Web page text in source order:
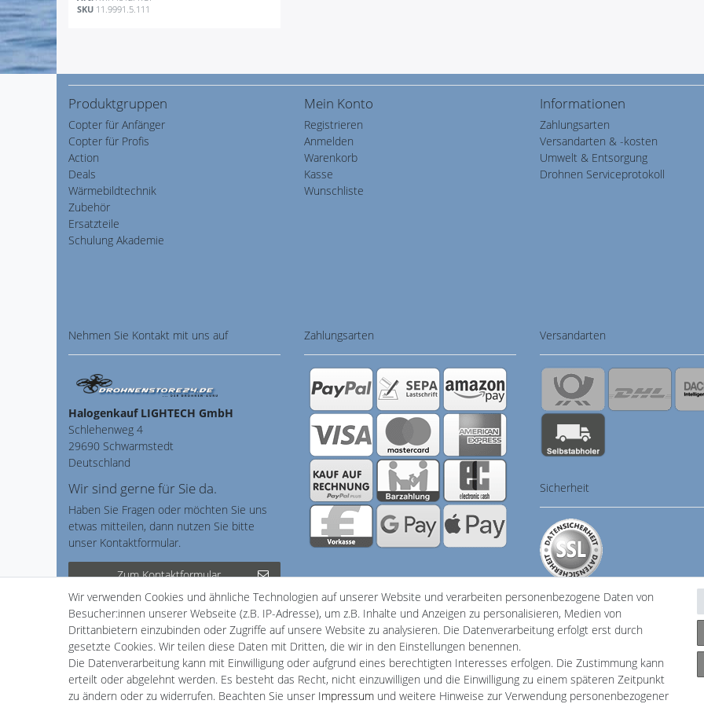
SKU 11.9991.5.111
Produktgruppen
Copter für Anfänger
Copter für Profis
Action
Deals
Wärmebildtechnik
Zubehör
Ersatzteile
Schulung Akademie
Mein Konto
Registrieren
Anmelden
Warenkorb
Kasse
Wunschliste
Informationen
Zahlungsarten
Versandarten & -kosten
Umwelt & Entsorgung
Drohnen Serviceprotokoll
Nehmen Sie Kontakt mit uns auf
Halogenkauf LIGHTECH GmbH
Schlehenweg 4
29690 Schwarmstedt
Deutschland
Wir sind gerne für Sie da.
Haben Sie Fragen oder möchten Sie uns
etwas mitteilen, dann nutzen Sie bitte
unser Kontaktformular.
Zum Kontaktformular
Zahlungsarten Versandarten
Sicherheit
Impressum Daten­schutz­erklärung AGB Barrierefreiheitserklärung
Wir verwenden Cookies und ähnliche Technologien auf unserer Website und verarbeiten personenbezogene Daten von
Besucher:innen unserer Webseite (z.B. IP-Adresse), um z.B. Inhalte und Anzeigen zu personalisieren, Medien von
Drittanbietern einzubinden oder Zugriffe auf unsere Website zu analysieren. Die Datenverarbeitung erfolgt erst durch
gesetzte Cookies. Wir teilen diese Daten mit Dritten, die wir in den Einstellungen benennen.
Die Datenverarbeitung kann mit Einwilligung oder aufgrund eines berechtigten Interesses erfolgen. Die Zustimmung kann
erteilt oder abgelehnt werden. Es besteht das Recht, nicht einzuwilligen und die Einwilligung zu einem späteren Zeitpunkt
zu ändern oder zu widerrufen. Beachten Sie unser Impressum und weitere Hinweise zur Verwendung personenbezogener